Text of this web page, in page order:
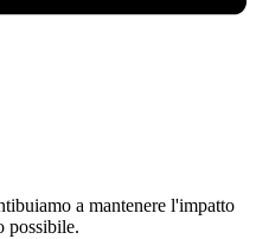
a mantenere l'impatto
possibile.